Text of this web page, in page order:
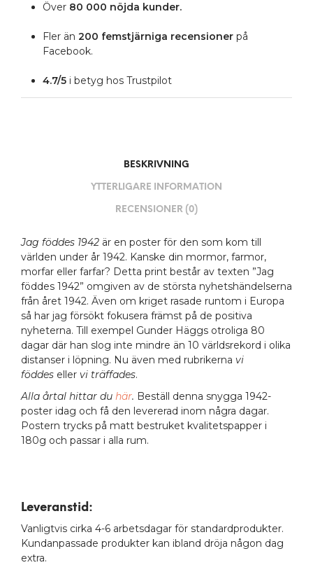
Över 80 000 nöjda kunder.
Fler än 200 femstjärniga recensionerpå
Facebook.
4.7/5i betyg hos Trustpilot
BESKRIVNING
YTTERLIGARE INFORMATION
RECENSIONER (0)
Jag föddes 1942 är en poster för den som kom till
världen under år 1942. Kanske din mormor, farmor,
morfar eller farfar? Detta print består av texten ”Jag
föddes 1942” omgiven av de största nyhetshändelserna
från året 1942. Även om kriget rasade runtom i Europa
så har jag försökt fokusera främst på de positiva
nyheterna. Till exempel Gunder Häggs otroliga 80
dagar där han slog inte mindre än 10 världsrekord i olika
distanser i löpning. Nu även med rubrikerna vi
föddes eller vi träffades.
Alla årtal hittar du här. Beställ denna snygga 1942-
poster idag och få den levererad inom några dagar.
Postern trycks på matt bestruket kvalitetspapper i
180g och passar i alla rum.
Leveranstid:
Vanligtvis cirka 4-6 arbetsdagar för standardprodukter.
Kundanpassade produkter kan ibland dröja någon dag
extra.